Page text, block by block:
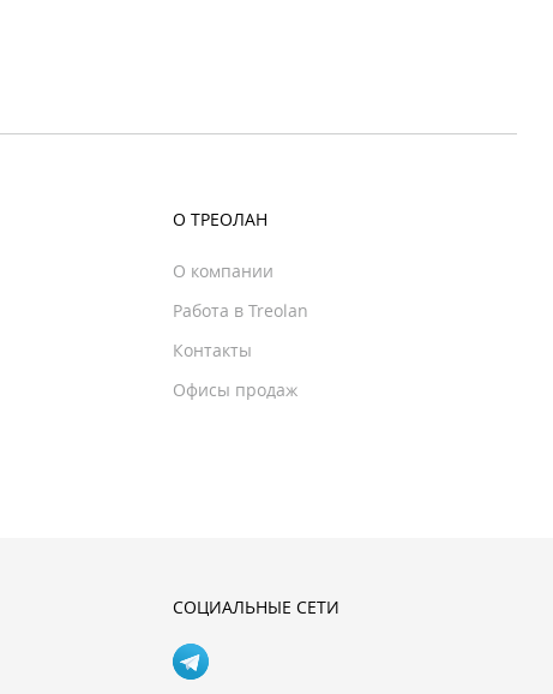
О ТРЕОЛАН
О компании
Работа в Treolan
Контакты
Офисы продаж
СОЦИАЛЬНЫЕ СЕТИ